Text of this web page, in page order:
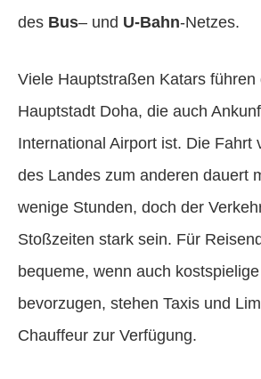
des Bus– und U-Bahn-Netzes.
Viele Hauptstraßen Katars führen
Hauptstadt Doha, die auch
International Airport ist. Die Fahrt
des Landes zum anderen dauert
wenige Stunden, doch der
Stoßzeiten stark sein. Für
bequeme, wenn auch
bevorzugen, stehen Taxis und
Chauffeur zur Verfügung.